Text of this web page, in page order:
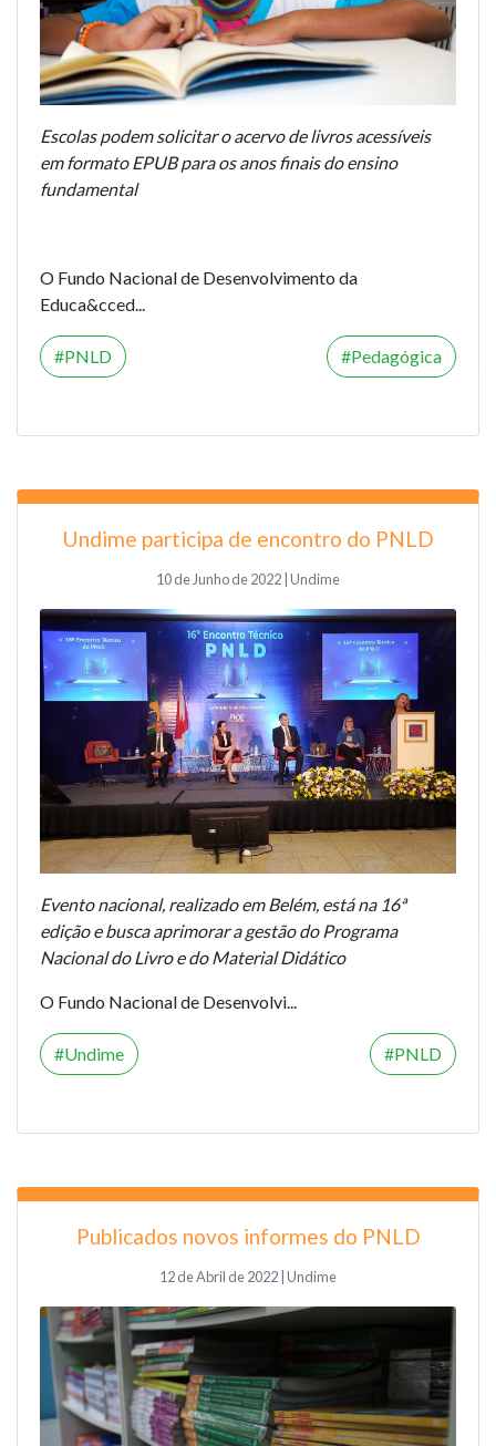
Escolas podem solicitar o acervo de livros acessíveis
em formato EPUB para os anos finais do ensino
fundamental
O Fundo Nacional de Desenvolvimento da
Educa&cced...
PNLD Pedagógica
Undime participa de encontro do PNLD
10 de Junho de 2022 | Undime
Evento nacional, realizado em Belém, está na 16ª
edição e busca aprimorar a gestão do Programa
Nacional do Livro e do Material Didático
O Fundo Nacional de Desenvolvi...
Undime PNLD
Publicados novos informes do PNLD
12 de Abril de 2022 | Undime